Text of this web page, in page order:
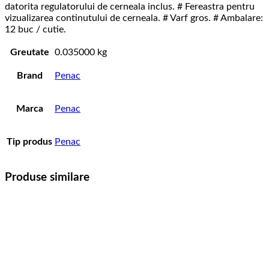
datorita regulatorului de cerneala inclus. # Fereastra pentru
vizualizarea continutului de cerneala. # Varf gros. # Ambalare:
12 buc / cutie.
Greutate 0.035000 kg
Brand Penac
Marca Penac
Tip produs Penac
Produse similare